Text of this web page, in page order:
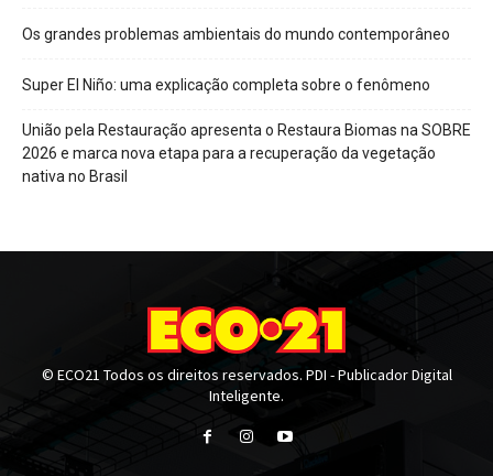
Os grandes problemas ambientais do mundo contemporâneo
Super El Niño: uma explicação completa sobre o fenômeno
União pela Restauração apresenta o Restaura Biomas na SOBRE
2026 e marca nova etapa para a recuperação da vegetação
nativa no Brasil
© ECO21 Todos os direitos reservados. PDI - Publicador Digital
Inteligente.